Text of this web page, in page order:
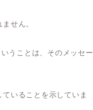
せん。
うことは、そのメッセー
いることを示していま